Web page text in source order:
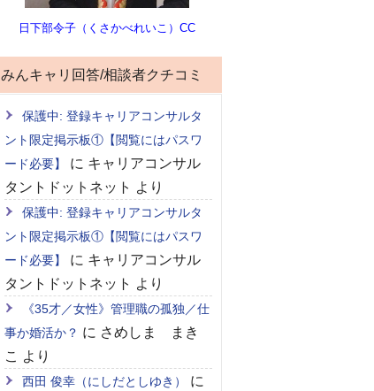
日下部令子（くさかべれいこ）CC
みんキャリ回答/相談者クチコミ
保護中: 登録キャリアコンサルタ
ント限定掲示板①【閲覧にはパスワ
ード必要】
に キャリアコンサル
タントドットネット より
保護中: 登録キャリアコンサルタ
ント限定掲示板①【閲覧にはパスワ
ード必要】
に キャリアコンサル
タントドットネット より
《35才／女性》管理職の孤独／仕
事か婚活か？ に さめしま まき
こ より
西田 俊幸（にしだとしゆき）
に